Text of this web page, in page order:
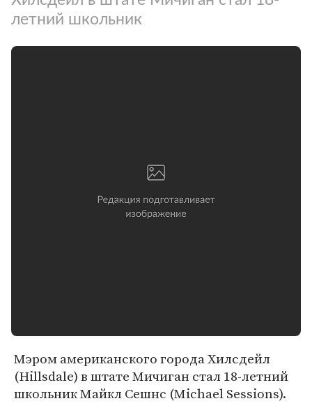
летний школьник
Мэром американского города Хилсдейл
(Hillsdale) в штате Мичиган стал 18-летний
школьник Майкл Сешнс (Michael Sessions).